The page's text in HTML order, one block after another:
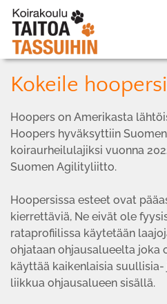
Kokeile
Hoopers on Amerikasta
Hoopers hyväksyttiin
koiraurheilulajiksi vuonna
Suomen Agilityliitto.
Hoopersissa esteet ovat
kierrettäviä, Ne eivät ole
rataprofiilissa käytetään
ohjataan ohjausalueelta joka
käyttää kaikenlaisia suullisia-
liikkua ohjausalueen sisällä.